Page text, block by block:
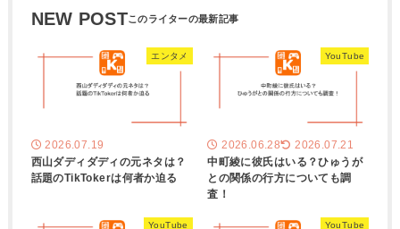
NEW POST
エンタメ
2026.07.19
西山ダディダディの元ネタは？
話題のTikTokerは何者か迫る
YouTube
2026.06.28 2026.07.21
中町綾に彼氏はいる？ひゅうが
との関係の行方についても調
査！
YouTube YouTube